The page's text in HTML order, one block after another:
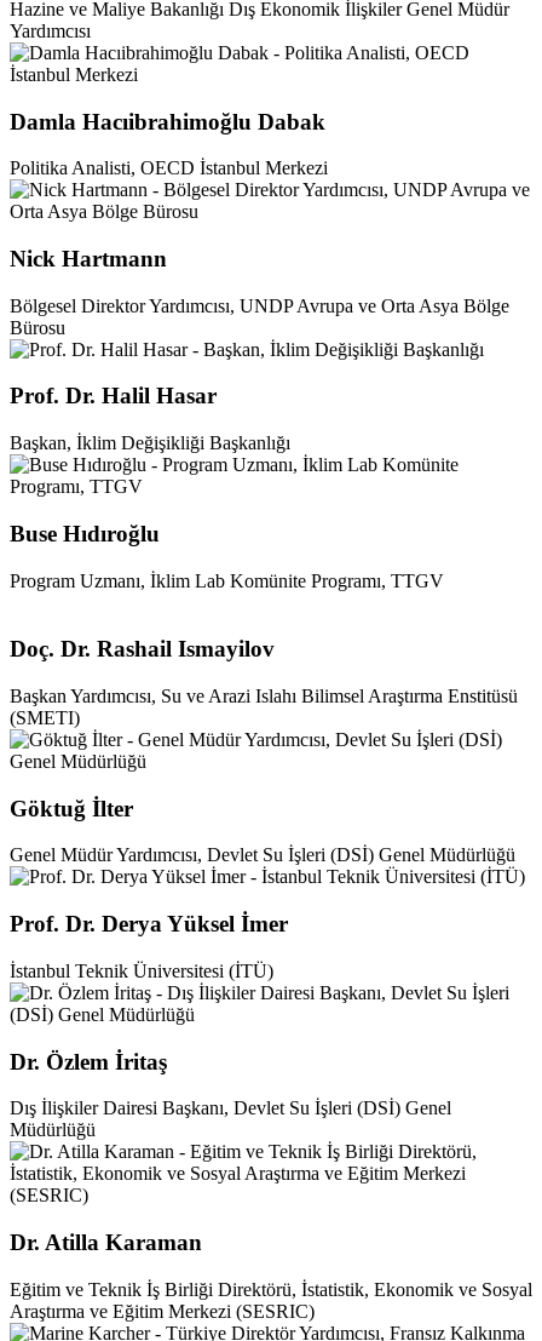
Hazine ve Maliye Bakanlığı Dış Ekonomik İlişkiler Genel Müdür
Yardımcısı
Damla Hacıibrahimoğlu Dabak
Politika Analisti, OECD İstanbul Merkezi
Nick Hartmann
Bölgesel Direktor Yardımcısı, UNDP Avrupa ve Orta Asya Bölge
Bürosu
Prof. Dr. Halil Hasar
Başkan, İklim Değişikliği Başkanlığı
Buse Hıdıroğlu
Program Uzmanı, İklim Lab Komünite Programı, TTGV
Doç. Dr. Rashail Ismayilov
Başkan Yardımcısı, Su ve Arazi Islahı Bilimsel Araştırma Enstitüsü
(SMETI)
Göktuğ İlter
Genel Müdür Yardımcısı, Devlet Su İşleri (DSİ) Genel Müdürlüğü
Prof. Dr. Derya Yüksel İmer
İstanbul Teknik Üniversitesi (İTÜ)
Dr. Özlem İritaş
Dış İlişkiler Dairesi Başkanı, Devlet Su İşleri (DSİ) Genel
Müdürlüğü
Dr. Atilla Karaman
Eğitim ve Teknik İş Birliği Direktörü, İstatistik, Ekonomik ve Sosyal
Araştırma ve Eğitim Merkezi (SESRIC)